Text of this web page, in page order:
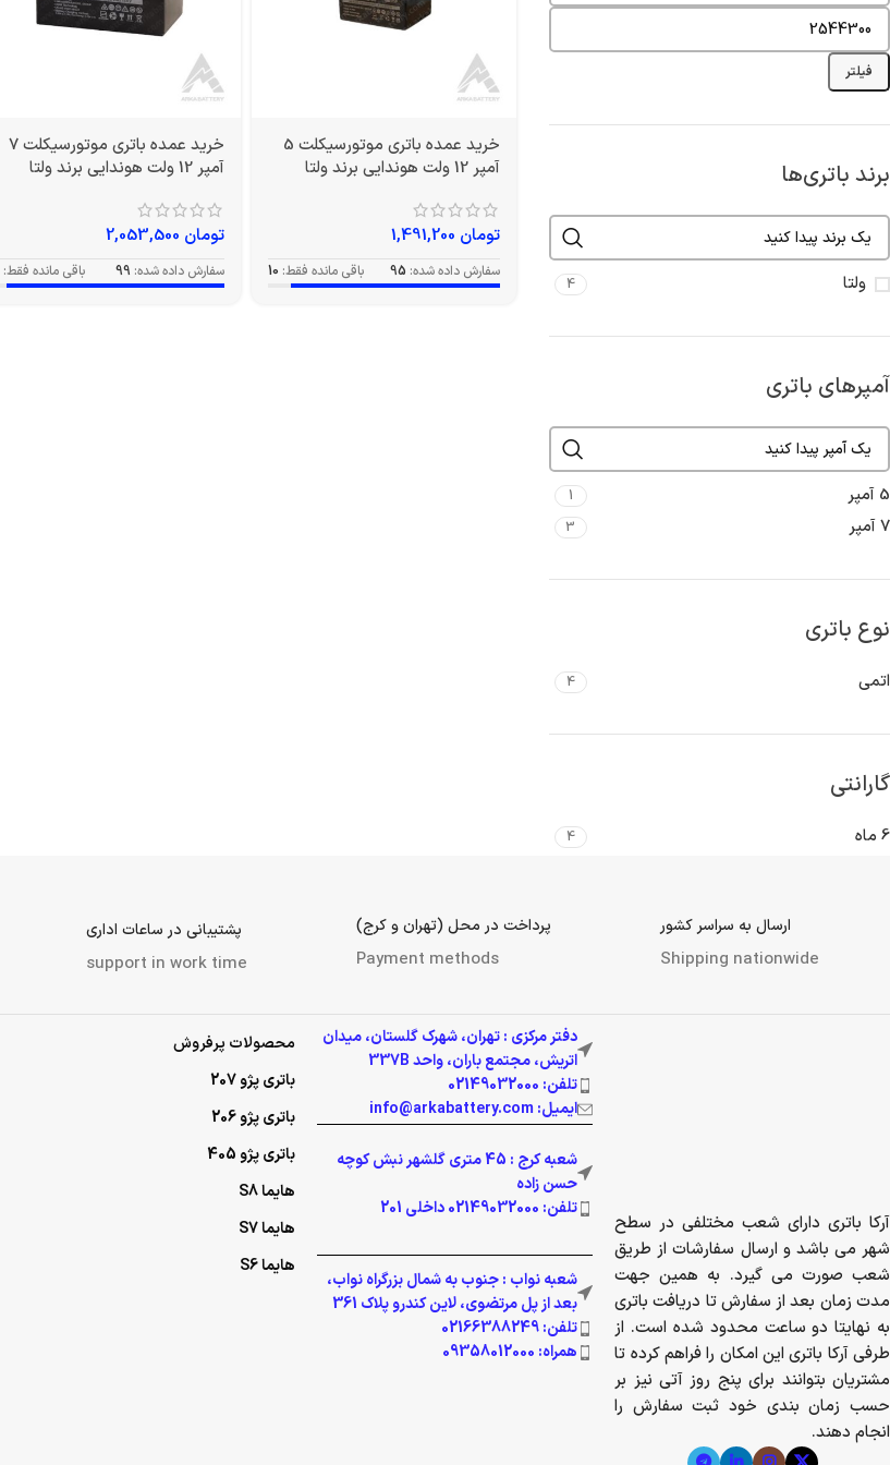
فیلتر
برند باتری‌ها
ولتا 4
آمپرهای باتری
5 آمپر 1
7 آمپر 3
نوع باتری
اتمی 4
گارانتی
6 ماه 4
خرید عمده باتری موتورسیکلت 5
آمپر 12 ولت هوندایی برند ولتا
تومان
سفارش داده شده:95 باقی مانده فقط: 10
خرید عمده باتری موتورسیکلت 7
آمپر 12 ولت هوندایی برند ولتا
تومان
سفارش داده شده:99 باقی مانده فقط:
ارسال به سراسر کشور
Shipping nationwide
پرداخت در محل (تهران و کرج)
Payment methods
پشتیبانی در ساعات اداری
support in work time
آرکا باتری دارای شعب مختلفی در سطح
شهر می باشد و ارسال سفارشات از
طریق شعب صورت می گیرد. به همین
جهت مدت زمان بعد از سفارش تا
دریافت باتری به نهایتا دو ساعت محدود
شده است. از طرفی آرکا باتری این
امکان را فراهم کرده تا مشتریان بتوانند
برای پنج روز آتی نیز بر حسب زمان بندی
خود ثبت سفارش را انجام دهند.
دفتر مرکزی : تهران، شهرک گلستان،
میدان اتریش، مجتمع باران، واحد 337B
تلفن: 02149032000
ایمیل: info@arkabattery.com
شعبه کرج : 45 متری گلشهر نبش کوچه
حسن زاده
تلفن: 02149032000 داخلی 201
شعبه نواب : جنوب به شمال بزرگراه
نواب، بعد از پل مرتضوی، لاین کندرو
پلاک 361
تلفن: 02166388249
محصولات پرفروش
باتری پژو 207
باتری پژو 206
باتری پژو 405
هایما S8
هایما S7
هایما S6